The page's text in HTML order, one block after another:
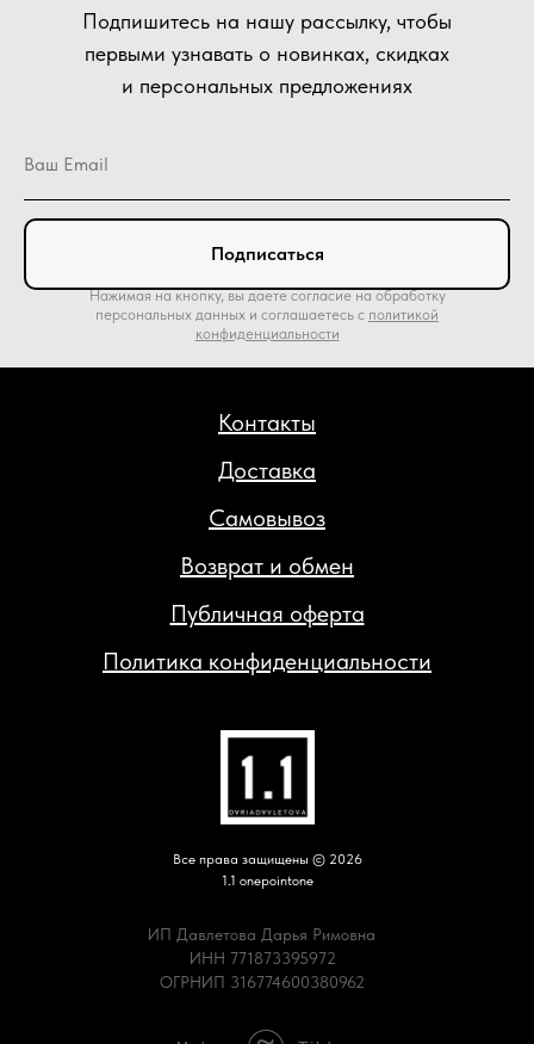
Подпишитесь на нашу рассылку, чтобы
первыми узнавать о новинках, скидках
и персональных предложениях
Подписаться
Все права защищены © 2026
1.1 onepointone
ИНН 771873395972
Публичная оферта
Политика конфиденциальности
Доставка
Возврат и обмен
Самовывоз
Контакты
Нажимая на кнопку, вы даете согласие на обработку
персональных данных и соглашаетесь c политикой
конфиденциальности
ИП Давлетова Дарья Римовна
ОГРНИП 316774600380962